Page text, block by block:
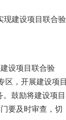
现建设项目联合验
设项目联合验
区，开展建设项目
鼓励将建设项目
要及时审查，切
行解纠纷